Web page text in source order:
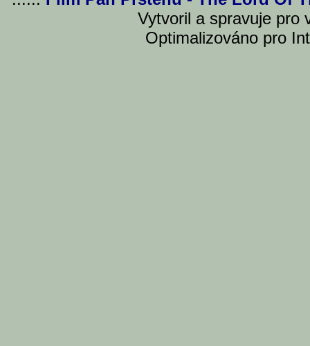
Vytvoril a spravuje pro
Optimalizováno pro